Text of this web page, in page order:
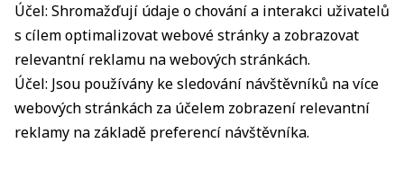
Účel: Shromažďují údaje o chování a interakci uživatelů
s cílem optimalizovat webové stránky a zobrazovat
relevantní reklamu na webových stránkách.
Účel: Jsou používány ke sledování návštěvníků na více
webových stránkách za účelem zobrazení relevantní
reklamy na základě preferencí návštěvníka.